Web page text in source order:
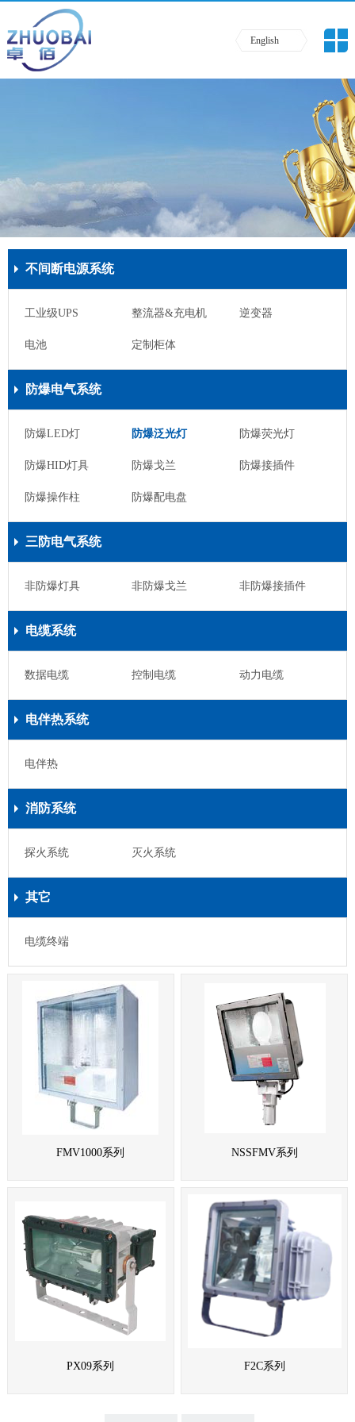
English
不间断电源系统
工业级UPS 整流器&充电机 逆变器
电池 定制柜体
防爆电气系统
防爆LED灯 防爆泛光灯 防爆荧光灯
防爆HID灯具 防爆戈兰 防爆接插件
防爆操作柱 防爆配电盘
三防电气系统
非防爆灯具 非防爆戈兰 非防爆接插件
电缆系统
数据电缆 控制电缆 动力电缆
电伴热系统
电伴热
消防系统
探火系统 灭火系统
其它
电缆终端
FMV1000系列 NSSFMV系列
PX09系列 F2C系列